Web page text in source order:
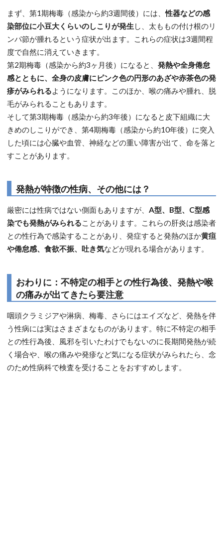
まず、第1期梅毒（感染から約3週間後）には、性器などの感
染部位に小豆大くらいのしこりが発生 し、太ももの付け根のリ
ンパ節が腫れるという症状が出ます。これらの症状は3週間程
度で自然に消えていきます。
第2期梅毒（感染から約3ヶ月後）になると、 発熱や全身倦怠
感とともに、全身の皮膚にピンク色の円形のあざや赤茶色の発
疹がみられるようになります。このほか、喉の痛みや腫れ、脱
毛がみられることもあります。
そして第3期梅毒（感染から約3年後）になると皮下組織に大
きめのしこりができ、第4期梅毒（感染から約10年後）に突入
した頃には心臓や血管、神経などの重い障害が出て、命を落と
すことがあります。
発熱が特徴の性病、その他には？
厳密には性病ではない側面もありますが、 A型、B型、C型感
染でも発熱がみられることがあります。これらの肝炎は感染者
との性行為で感染することがあり、発症すると発熱のほか黄疸
や倦怠感、食欲不振、吐き気などが現れる場合があります。
おわりに：不特定の相手との性行為後、発熱や喉
の痛みが出てきたら要注意
咽頭クラミジアや淋病、梅毒、さらにはエイズなど、発熱を伴
う性病には実はさまざまなものがあります。特に不特定の相手
との性行為後、風邪を引いたわけでもないのに長期間発熱が続
く場合や、喉の痛みや発疹など気になる症状がみられたら、念
のため性病科で検査を受けることをおすすめします。